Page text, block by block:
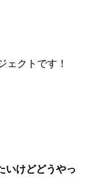
ェクトです！
いけどどうやっ